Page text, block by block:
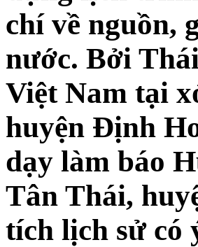
chí về nguồn,
nước. Bởi
Việt Nam tại
huyện Định
dạy làm báo
Tân Thái,
tích lịch sử có